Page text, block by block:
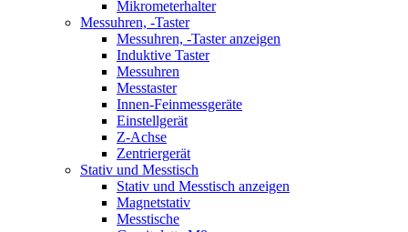
Mikrometerhalter
Messuhren, -Taster
Messuhren, -Taster anzeigen
Induktive Taster
Messuhren
Messtaster
Innen-Feinmessgeräte
Einstellgerät
Z-Achse
Zentriergerät
Stativ und Messtisch
Stativ und Messtisch anzeigen
Magnetstativ
Messtische